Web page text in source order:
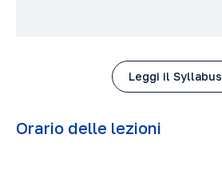
Leggi il Syllabus
Orario delle lezioni